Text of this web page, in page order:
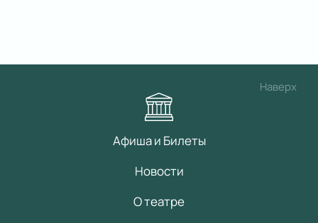
Наверх
Афиша и Билеты
Новости
О театре